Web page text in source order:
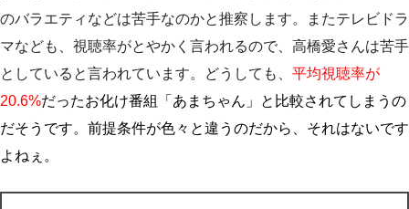
のバラエティなどは苦手なのかと推察します。またテレビドラ
マなども、視聴率がとやかく言われるので、高橋愛さんは苦手
としていると言われています。どうしても、 平均視聴率が
20.6%だったお化け番組「あまちゃん」と比較されてしまうの
だそうです。前提条件が色々と違うのだから、それはないです
よねぇ。